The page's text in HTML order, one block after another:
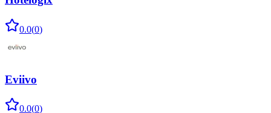
0.0(0)
Eviivo
0.0(0)